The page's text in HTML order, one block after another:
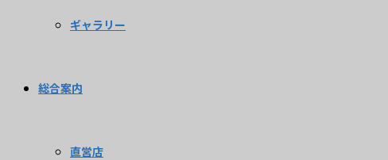
ギャラリー
総合案内
直営店